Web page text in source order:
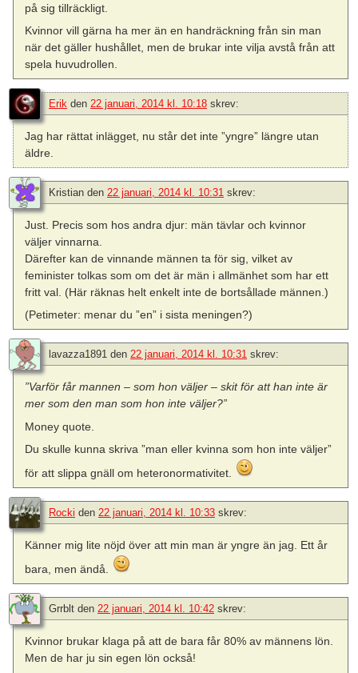
på sig tillräckligt.
Kvinnor vill gärna ha mer än en handräckning från sin man
när det gäller hushållet, men de brukar inte vilja avstå från att
spela huvudrollen.
Erik den 22 januari, 2014 kl. 10:18 skrev:
Jag har rättat inlägget, nu står det inte ”yngre” längre utan
äldre.
Kristian den 22 januari, 2014 kl. 10:31 skrev:
Just. Precis som hos andra djur: män tävlar och kvinnor
väljer vinnarna.
Därefter kan de vinnande männen ta för sig, vilket av
feminister tolkas som om det är män i allmänhet som har ett
fritt val. (Här räknas helt enkelt inte de bortsållade männen.)
(Petimeter: menar du ”en” i sista meningen?)
lavazza1891 den 22 januari, 2014 kl. 10:31 skrev:
”Varför får mannen – som hon väljer – skit för att han inte är
mer som den man som hon inte väljer?”
Money quote.
Du skulle kunna skriva ”man eller kvinna som hon inte väljer”
för att slippa gnäll om heteronormativitet.
Rocki den 22 januari, 2014 kl. 10:33 skrev:
Känner mig lite nöjd över att min man är yngre än jag. Ett år
bara, men ändå.
Grrblt den 22 januari, 2014 kl. 10:42 skrev:
Kvinnor brukar klaga på att de bara får 80% av männens lön.
Men de har ju sin egen lön också!